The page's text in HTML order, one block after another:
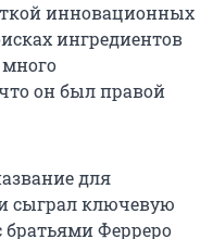
инновационных
ингредиентов
он был правой
для
сыграл ключевую
братьями Ферреро